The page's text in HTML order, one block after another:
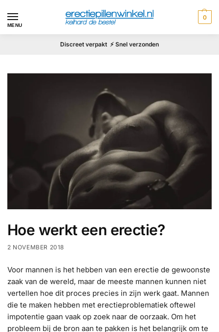
MENU
0
Discreet verpakt ⚡ Snel verzonden
Hoe werkt een erectie?
2 NOVEMBER 2018
Voor mannen is het hebben van een erectie de gewoonste
zaak van de wereld, maar de meeste mannen kunnen niet
vertellen hoe dit proces precies in zijn werk gaat. Mannen
die te maken hebben met erectieproblematiek oftewel
impotentie gaan vaak op zoek naar de oorzaak. Om het
probleem bij de bron aan te pakken is het belangrijk om te